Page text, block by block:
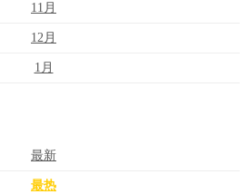
11月
12月
1月
最新
最热